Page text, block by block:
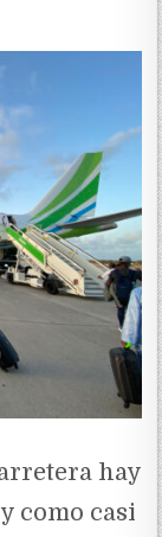
hay
como casi